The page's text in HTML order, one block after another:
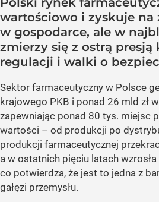
wartościowo i zyskuje na
w gospodarce, ale w
zmierzy się z ostrą presją
regulacji i walki o
Sektor farmaceutyczny w Polsce
krajowego PKB i ponad 26 mld zł
zapewniając ponad 80 tys. miejsc
wartości – od produkcji po
produkcji farmaceutycznej
a w ostatnich pięciu latach
co potwierdza, że jest to jedna z
gałęzi przemysłu.